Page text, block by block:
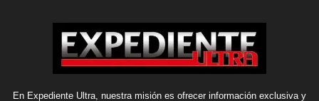
En Expediente Ultra, nuestra misión es ofrecer información exclusiva y